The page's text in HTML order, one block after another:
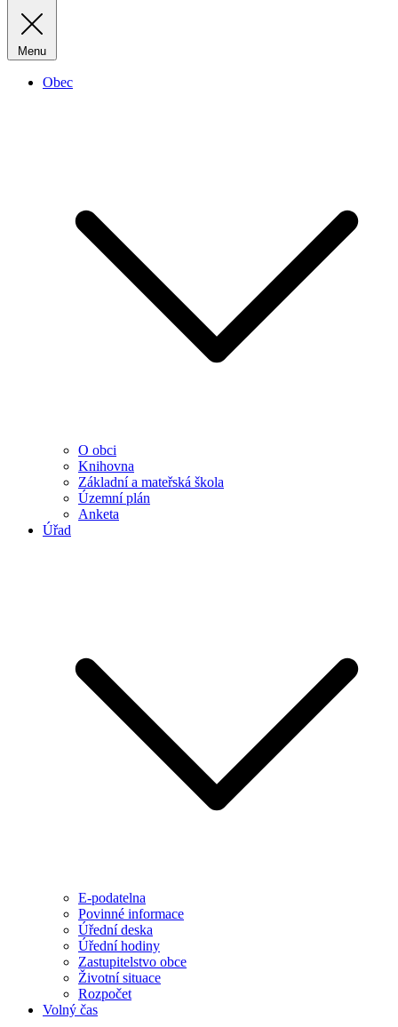
Menu
Obec
O obci
Knihovna
Základní a mateřská škola
Územní plán
Anketa
Úřad
E-podatelna
Povinné informace
Úřední deska
Úřední hodiny
Zastupitelstvo obce
Životní situace
Rozpočet
Volný čas